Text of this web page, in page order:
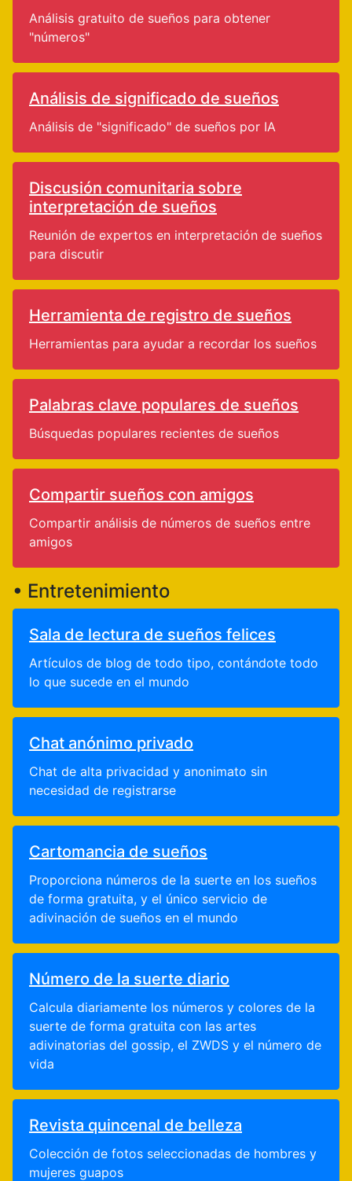
Análisis gratuito de sueños para obtener
"números"
Análisis de significado de sueños
Análisis de "significado" de sueños por IA
Discusión comunitaria sobre
interpretación de sueños
Reunión de expertos en interpretación de sueños
para discutir
Herramienta de registro de sueños
Herramientas para ayudar a recordar los sueños
Palabras clave populares de sueños
Búsquedas populares recientes de sueños
Compartir sueños con amigos
Compartir análisis de números de sueños entre
amigos
• Entretenimiento
Sala de lectura de sueños felices
Artículos de blog de todo tipo, contándote todo
lo que sucede en el mundo
Chat anónimo privado
Chat de alta privacidad y anonimato sin
necesidad de registrarse
Cartomancia de sueños
Proporciona números de la suerte en los sueños
de forma gratuita, y el único servicio de
adivinación de sueños en el mundo
Número de la suerte diario
Calcula diariamente los números y colores de la
suerte de forma gratuita con las artes
adivinatorias del gossip, el ZWDS y el número de
vida
Revista quincenal de belleza
Colección de fotos seleccionadas de hombres y
mujeres guapos